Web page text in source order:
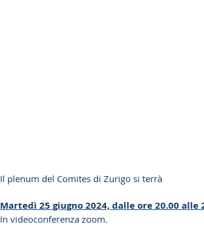
Il plenum del Comites di Zurigo si terrà
Martedì 25 giugno 2024, dalle ore 20.00 alle
In videoconferenza zoom.